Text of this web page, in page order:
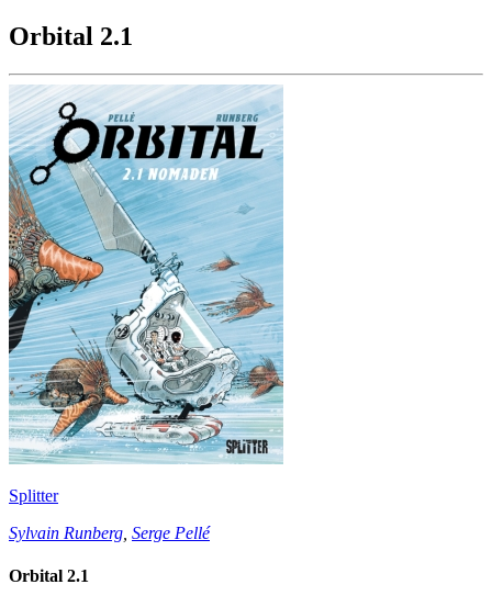
Orbital 2.1
Splitter
Sylvain Runberg Serge Pellé
Orbital 2.1